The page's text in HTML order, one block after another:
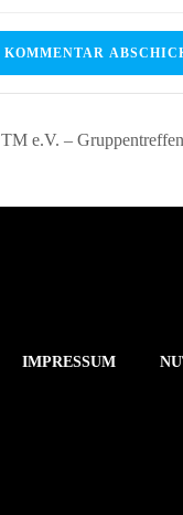
TM e.V. –
IMPRESSUM